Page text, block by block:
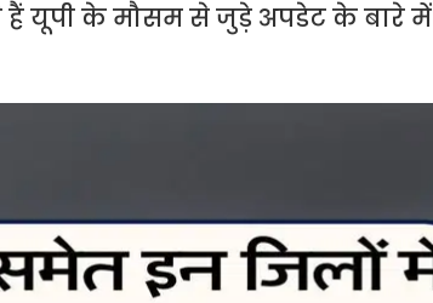
यूपी के मौसम से जुड़े अपडेट के बारे